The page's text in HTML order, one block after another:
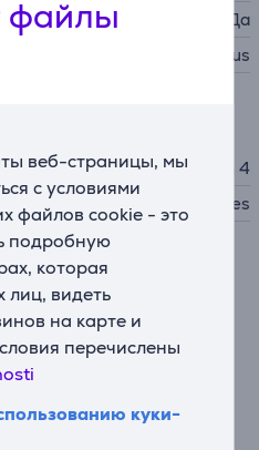
файлы
веб-страницы, мы
с условиями
файлов cookie - это
подробную
которая
лиц, видеть
на карте и
перечислены
куки-
Да
PlayStation Plus
PlayStation 4
2K Games
проекты из своего
Bank, создавать
бункере и штамповать